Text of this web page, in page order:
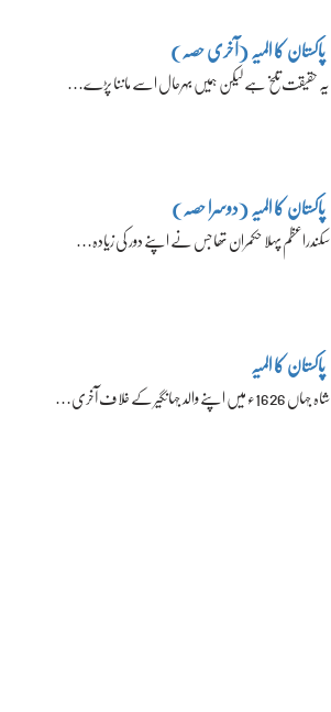
پاکستان کا المیہ (آخری حصہ)
یہ حقیقت تلخ ہے لیکن ہمیں بہرحال اسے ماننا پڑے…
پاکستان کا المیہ (دوسرا حصہ)
سکندراعظم پہلا حکمران تھا جس نے اپنے دور کی زیادہ…
پاکستان کا المیہ
شاہ جہاں 1626ء میں اپنے والد جہانگیر کے خلاف آخری…